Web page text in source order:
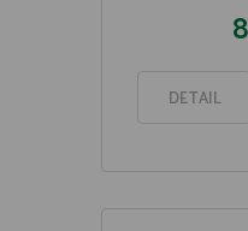
DETAIL